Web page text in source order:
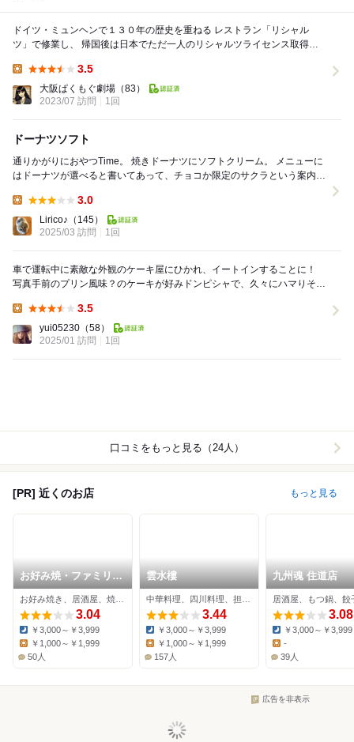
ドイツ・ミュンヘンで１３０年の歴史を重ねる レストラン「リシャル
ツ」で修業し、 帰国後は日本でただ一人のリシャルツライセンス取得者
3.5
大阪ぱくもぐ劇場 （83）
2023/07 訪問
1回
ドーナツソフト
通りかがりにおやつTime。 焼きドーナツにソフトクリーム。 メニューに
はドーナツが選べると書いてあって、チョコか限定のサクラという案内だ
3.0
Lirico♪ （145）
2025/03 訪問
1回
車で運転中に素敵な外観のケーキ屋にひかれ、イートインすることに！
写真手前のプリン風味？のケーキが好みドンピシャで、久々にハマりそう
3.5
yui05230 （58）
2025/01 訪問
1回
口コミをもっと見る（24人）
[PR] 近くのお店 もっと見る
お好み焼・ファミリー
居酒屋 偶 住道北口店
3.04
Dinner:
￥3,000～￥3,999
Lunch:
￥1,000～￥1,999
50人
雲水樓
3.44
Dinner:
￥3,000～￥3,999
￥1,000～￥1,999
157人
九州魂 住道店
居酒屋、もつ鍋、餃
3.08
Dinner:
￥3,000～￥3,999
Lunch:
-
39人
広告を非表示